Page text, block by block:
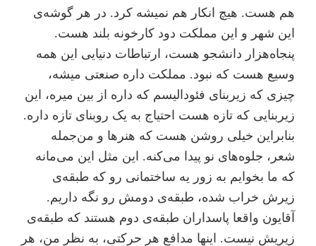
هم هست. هیچ انکار هم نمیشه کرد. در هر گوشه‌ی
این شهر و این مملکت دود کارخونه بلند هست.
پنجاه‌هزار دانشجو هست، ارتباطات دنیایی این همه
وسیع هست که نبود. مملکت داره صنعتی میشه،
چیزی که زیربنای فئودالیسم که داره از بین میره، این
زیربنایی که تازه هست احتیاج به یک روبنای تازه داره.
بنابراین خیلی روشن هست که هنرها و من‌جمله
شعر، جلوه‌های نو پیدا می‌کنه. این مثل این می‌مانه
که ما بخوایم به زور یه ساختمانی رو که طبقه‌ی
زیرش خراب شده، طبقه‌ی دومش رو نگه داریم.
آقایون واقعا پاسداران طبقه‌ی دوم هستند که طبقه‌ی
زیریش نیست. اینها مدافعِ هر حرکتی، به نظر من، هر